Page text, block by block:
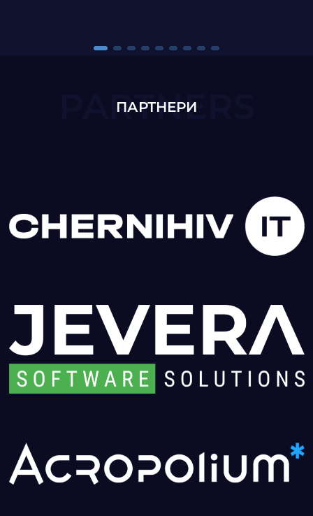
ПАРТНЕРИ
PARTNERS